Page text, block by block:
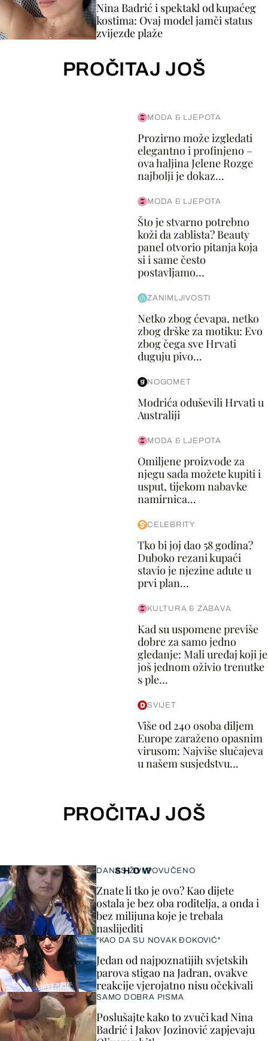
Nina Badrić i spektakl od kupaćeg
kostima: Ovaj model jamči status
zvijezde plaže
PROČITAJ JOŠ
MODA & LJEPOTA
Prozirno može izgledati
elegantno i profinjeno –
ova haljina Jelene Rozge
najbolji je dokaz...
MODA & LJEPOTA
Što je stvarno potrebno
koži da zablista? Beauty
panel otvorio pitanja koja
si i same često
postavljamo...
ZANIMLJIVOSTI
Netko zbog ćevapa, netko
zbog drške za motiku: Evo
zbog čega sve Hrvati
duguju pivo...
NOGOMET
Modrića oduševili Hrvati u
Australiji
MODA & LJEPOTA
Omiljene proizvode za
njegu sada možete kupiti i
usput, tijekom nabavke
namirnica...
CELEBRITY
Tko bi joj dao 58 godina?
Duboko rezani kupaći
stavio je njezine adute u
prvi plan...
KULTURA & ZABAVA
Kad su uspomene previše
dobre za samo jedno
gledanje: Mali uređaj koji je
još jednom oživio trenutke
s ple...
SVIJET
Više od 240 osoba diljem
Europe zaraženo opasnim
virusom: Najviše slučajeva
u našem susjedstvu...
PROČITAJ JOŠ
SHOW
DANAS ŽIVI POVUČENO
Znate li tko je ovo? Kao dijete
ostala je bez oba roditelja, a onda i
bez milijuna koje je trebala
naslijediti
"KAO DA SU NOVAK ĐOKOVIĆ"
Jedan od najpoznatijih svjetskih
parova stigao na Jadran, ovakve
reakcije vjerojatno nisu očekivali
SAMO DOBRA PISMA
Poslušajte kako to zvuči kad Nina
Badrić i Jakov Jozinović zapjevaju